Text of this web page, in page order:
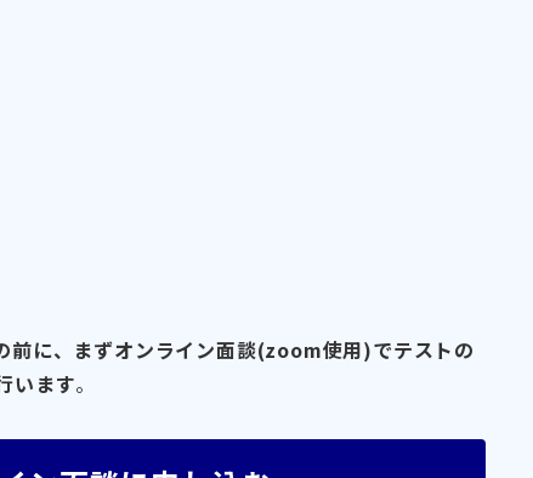
前に、まずオンライン面談(zoom使用)でテストの
います。